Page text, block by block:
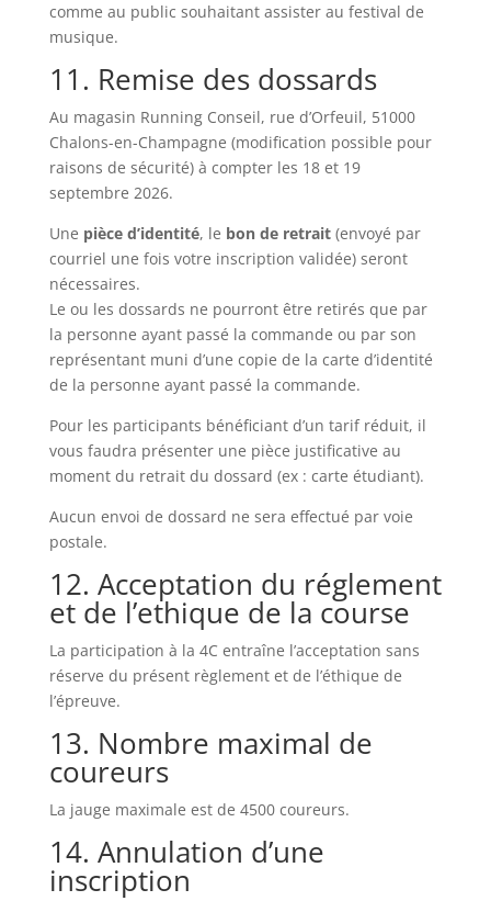
comme au public souhaitant assister au festival de
musique.
11. Remise des dossards
Au magasin Running Conseil, rue d’Orfeuil, 51000
Chalons-en-Champagne (modification possible pour
raisons de sécurité) à compter les 18 et 19
septembre 2026.
Une pièce d’identité, le bon de retrait(envoyé par
courriel une fois votre inscription validée) seront
nécessaires.
Le ou les dossards ne pourront être retirés que par
la personne ayant passé la commande ou par son
représentant muni d’une copie de la carte d’identité
de la personne ayant passé la commande.
Pour les participants bénéficiant d’un tarif réduit, il
vous faudra présenter une pièce justificative au
moment du retrait du dossard (ex : carte étudiant).
Aucun envoi de dossard ne sera effectué par voie
postale.
12. Acceptation du réglement
et de l’ethique de la course
La participation à la 4C entraîne l’acceptation sans
réserve du présent règlement et de l’éthique de
l’épreuve.
13. Nombre maximal de
coureurs
La jauge maximale est de 4500 coureurs.
14. Annulation d’une
inscription